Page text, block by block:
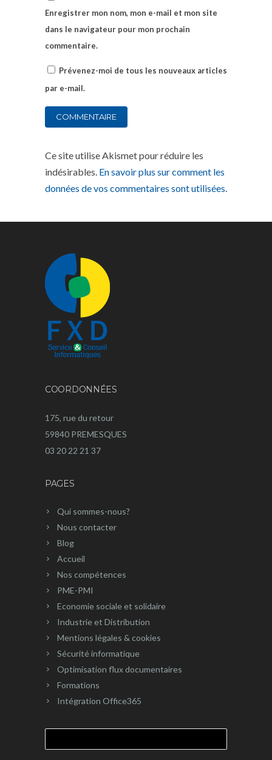
Enregistrer mon nom, mon e-mail et mon site
dans le navigateur pour mon prochain
commentaire.
Prévenez-moi de tous les nouveaux articles
par e-mail.
Ce site utilise Akismet pour réduire les
indésirables. En savoir plus sur comment les
données de vos commentaires sont utilisées.
COORDONNÉES
175, rue du retour
59840 PREMESQUES
03 20 22 21 37
PAGES
Qui sommes-nous?
Nous contacter
Blog
Accueil
Nos compétences
PME-PMI
Economie sociale et solidaire
Industrie et Distribution
Mentions légales & cookies
Sécurité informatique
Optimisation flux documentaires
Formations
Intégration Office365